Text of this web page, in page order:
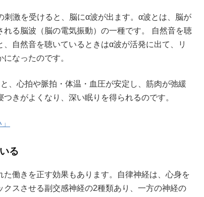
刺激を受けると、脳にα波が出ます。α波とは、脳が
れる脳波（脳の電気振動）の一種です。 自然音を聴
自然音を聴いているときはα波が活発に出て、リ
なったのです。
、心拍や脈拍・体温・血圧が安定し、筋肉が弛緩
きがよくなり、深い眠りを得られるのです。
る
働きを正す効果もあります。自律神経は、心身を
スさせる副交感神経の2種類あり、一方の神経の